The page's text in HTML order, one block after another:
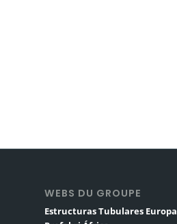
WEBS DU GROUPE
Estructuras Tubulares Europa